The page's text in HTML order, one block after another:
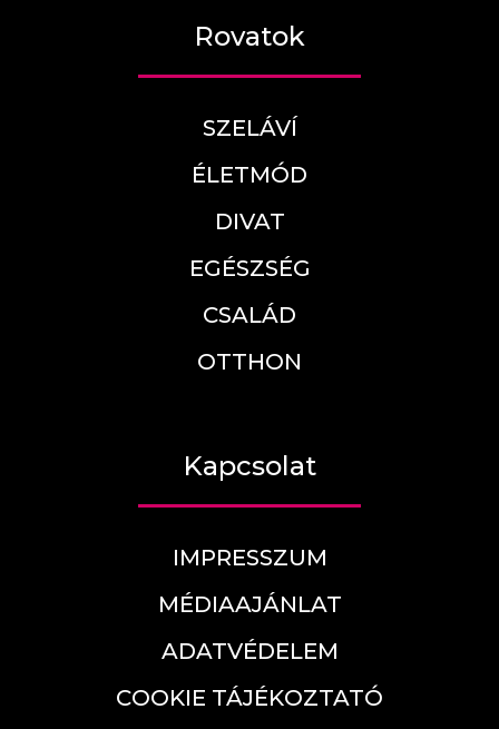
Rovatok
SZELÁVÍ
ÉLETMÓD
DIVAT
EGÉSZSÉG
CSALÁD
OTTHON
Kapcsolat
IMPRESSZUM
MÉDIAAJÁNLAT
ADATVÉDELEM
COOKIE TÁJÉKOZTATÓ